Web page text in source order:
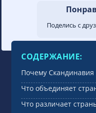
Наличие
напрямую
Поделись с
СОДЕРЖАНИЕ:
Почему Скандинавия
Что объединяет
Что различает